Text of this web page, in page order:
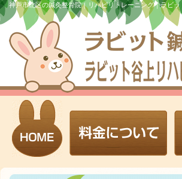
神戸市北区の鍼灸整骨院｜リハビリトレーニング｜ラビ